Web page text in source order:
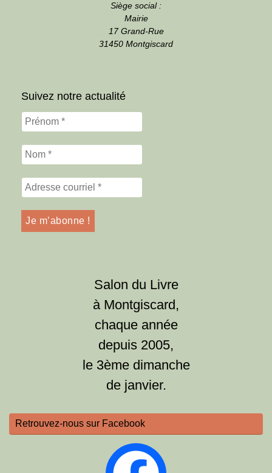
Siège social :
Mairie
17 Grand-Rue
31450 Montgiscard
Suivez notre actualité
Salon du Livre
à Montgiscard,
chaque année
depuis 2005,
le 3ème dimanche
de janvier.
Retrouvez-nous sur Facebook